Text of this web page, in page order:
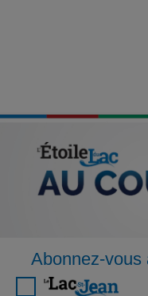
Abonnez-vous